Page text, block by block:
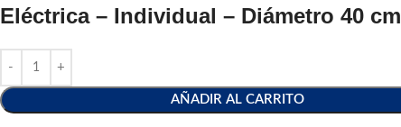
Eléctrica – Individual – Diámetro 40 cm
AÑADIR AL CARRITO